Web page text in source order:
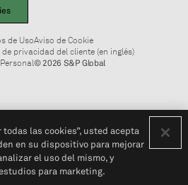
de UsoAviso de Cookie
privacidad del cliente (en inglés)
© 2026 S&P Global
las cookies”, usted acepta
en su dispositivo para mejorar
el uso del mismo, y
para marketing.